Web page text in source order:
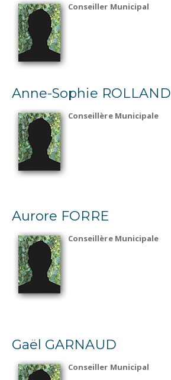
Conseiller Municipal
Anne-Sophie ROLLAND
Conseillère Municipale
Aurore FORRE
Conseillère Municipale
Gaël GARNAUD
Conseiller Municipal